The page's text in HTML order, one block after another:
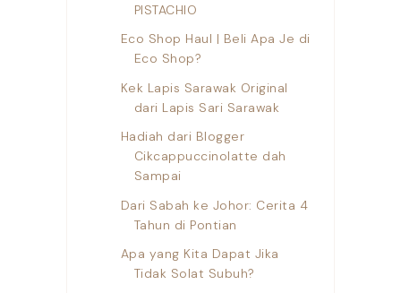
PISTACHIO
Eco Shop Haul | Beli Apa Je di
Eco Shop?
Kek Lapis Sarawak Original
dari Lapis Sari Sarawak
Hadiah dari Blogger
Cikcappuccinolatte dah
Sampai
Dari Sabah ke Johor: Cerita 4
Tahun di Pontian
Apa yang Kita Dapat Jika
Tidak Solat Subuh?